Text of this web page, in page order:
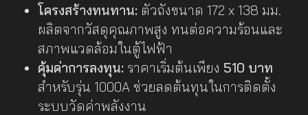
โครงสร้างทนทาน: ตัวถังขนาด 172 x 138 มม.
ผลิตจากวัสดุคุณภาพสูง ทนต่อความร้อนและ
สภาพแวดล้อมในตู้ไฟฟ้า
คุ้มค่าการลงทุน: ราคาเริ่มต้นเพียง 510 บาท
สำหรับรุ่น 1000A ช่วยลดต้นทุนในการติดตั้ง
ระบบวัดค่าพลังงาน